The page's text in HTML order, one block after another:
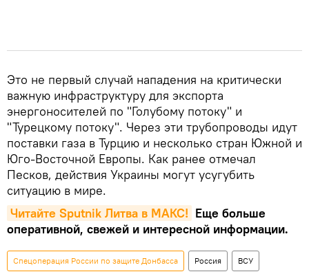
Это не первый случай нападения на критически
важную инфраструктуру для экспорта
энергоносителей по "Голубому потоку" и
"Турецкому потоку". Через эти трубопроводы идут
поставки газа в Турцию и несколько стран Южной и
Юго-Восточной Европы. Как ранее отмечал
Песков, действия Украины могут усугубить
ситуацию в мире.
Читайте Sputnik Литва в MAКС! Еще больше
оперативной, свежей и интересной информации.
Спецоперация России по защите Донбасса Россия ВСУ